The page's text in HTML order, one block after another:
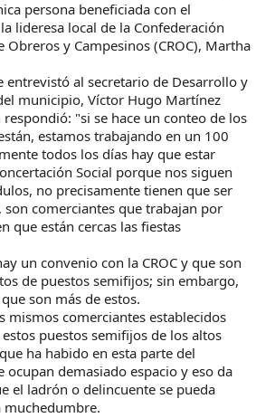
persona beneficiada con el
lideresa local de la Confederación
Obreros y Campesinos (CROC), Martha
entrevistó al secretario de Desarrollo y
municipio, Víctor Hugo Martínez
"si se hace un conteo de los
estamos trabajando en un 100
todos los días hay que estar
Social porque nos siguen
no precisamente tienen que ser
son comerciantes que trabajan por
que están cercas las fiestas
un convenio con la CROC y que son
de puestos semifijos; sin embargo,
son más de estos.
mismos comerciantes establecidos
puestos semifijos de los altos
ha habido en esta parte del
ocupan demasiado espacio y eso da
el ladrón o delincuente se pueda
muchedumbre.